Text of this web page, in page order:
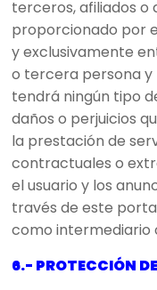
terceros, afiliados o
proporcionado por
y exclusivamente
o tercera persona y
tendrá ningún tipo
daños o perjuicios
la prestación de
contractuales o
el usuario y los
través de este
como intermediario
6.- PROTECCIÓN